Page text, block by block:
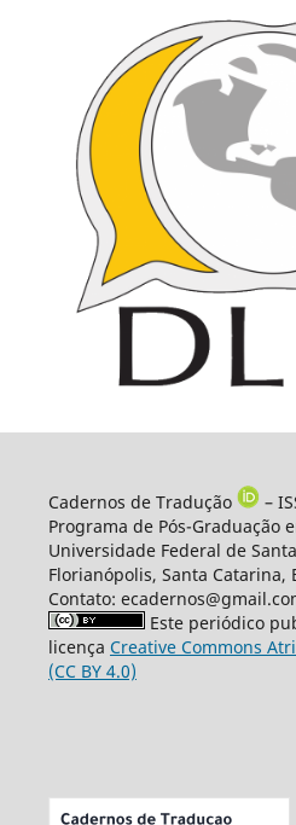
Cadernos de Tradução
–
Programa de Pós-Graduação
Universidade Federal de
Florianópolis, Santa Catarina,
Contato:
Este periódico
licença Creative Commons
(CC BY 4.0)